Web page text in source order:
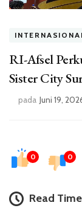
RI-Afsel
Sister City
pada Juni 19,
0 0
Read